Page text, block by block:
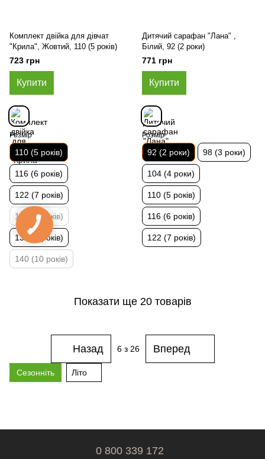
Комплект двійка для дівчат
"Крила", Жовтий, 110 (5 років)
723 грн
Купити
Розмір
110 (5 років)
116 (6 років)
122 (7 років)
128 (9 років)
134 (9 років)
140 (10 років)
Дитячий сарафан "Лана" ,
Білий, 92 (2 роки)
771 грн
Купити
Розмір
92 (2 роки) 98 (3 роки)
104 (4 роки)
110 (5 років)
116 (6 років)
122 (7 років)
Показати ще 20 товарів
Назад 6з 26 Вперед
Сезонніть Літо
0 800 339 172